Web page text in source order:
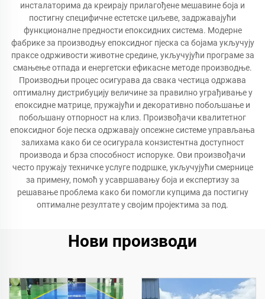
инсталаторима да креирају прилагођене мешавине боја и
постигну специфичне естетске циљеве, задржавајући
функционалне предности епоксидних система. Модерне
фабрике за производњу епоксидног пјеска са бојама укључују
праксе одрживости животне средине, укључујући програме за
смањење отпада и енергетски ефикасне методе производње.
Производњи процес осигурава да свака честица одржава
оптималну дистрибуцију величине за правилно уграђивање у
епоксидне матрице, пружајући и декоративно побољшање и
побољшану отпорност на клиз. Произвођачи квалитетног
епоксидног боје песка одржавају опсежне системе управљања
залихама како би се осигурала конзистентна доступност
производа и брза способност испоруке. Ови произвођачи
често пружају техничке услуге подршке, укључујући смернице
за примену, помоћ у усавршавању боја и експертизу за
решавање проблема како би помогли купцима да постигну
оптималне резултате у својим пројектима за под.
Нови производи